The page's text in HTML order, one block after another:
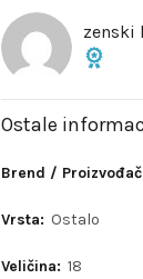
zenski
Ostale
Brend /
Vrsta: Ostalo
Veličina: 18